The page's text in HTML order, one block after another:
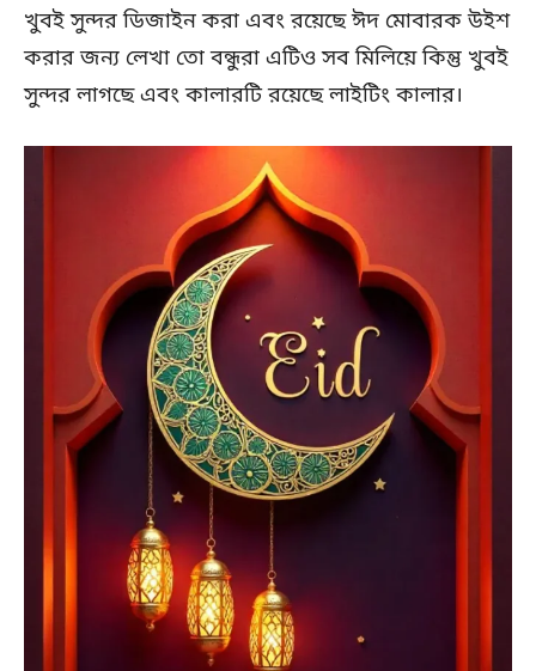
খুবই সুন্দর ডিজাইন করা এবং রয়েছে ঈদ মোবারক উইশ
করার জন্য লেখা তো বন্ধুরা এটিও সব মিলিয়ে কিন্তু খুবই
সুন্দর লাগছে এবং কালারটি রয়েছে লাইটিং কালার।